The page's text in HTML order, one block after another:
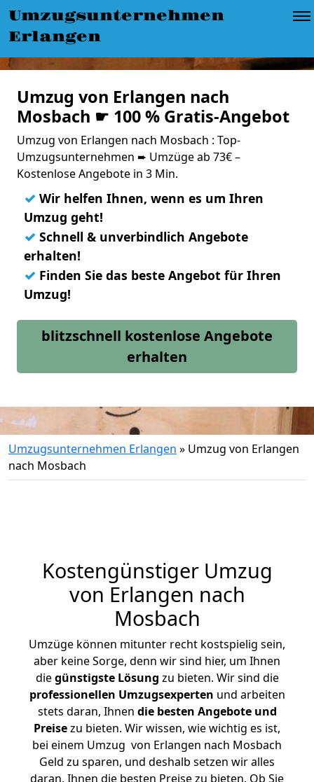
Umzugsunternehmen
Erlangen
Umzug von Erlangen nach
Mosbach ☛ 100 % Gratis-Angebot
Umzug von Erlangen nach Mosbach : Top-
Umzugsunternehmen ➨ Umzüge ab 73€ –
Kostenlose Angebote in 3 Min.
✓ Wir helfen Ihnen, wenn es um Ihren
Umzug geht!
✓ Schnell & unverbindlich Angebote
erhalten!
✓ Finden Sie das beste Angebot für Ihren
Umzug!
blitzschnell kostenlose Angebote
erhalten
Umzugsunternehmen Erlangen » Umzug von Erlangen
nach Mosbach
Kostengünstiger Umzug
von Erlangen nach
Mosbach
Umzüge können mitunter recht kostspielig sein,
aber keine Sorge, denn wir sind hier, um Ihnen
diegünstigste Lösung zu bieten. Wir sind die
professionellen Umzugsexperten und arbeiten
stets daran, Ihnen die besten Angebote und
Preisezu bieten. Wir wissen, wie wichtig es ist,
bei einem Umzug von Erlangen nach Mosbach
Geld zu sparen, und deshalb setzen wir alles
daran, Ihnen die besten Preise zu bieten. Ob Sie